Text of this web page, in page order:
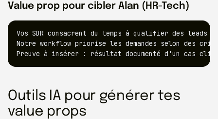
Value prop pour cibler Alan (HR-Tech)
Vos SDR consacrent du temps à qualifier des leads
Notre workflow priorise les demandes selon des
Preuve à insérer : résultat documenté d'un cas
Outils IA pour générer tes
value props